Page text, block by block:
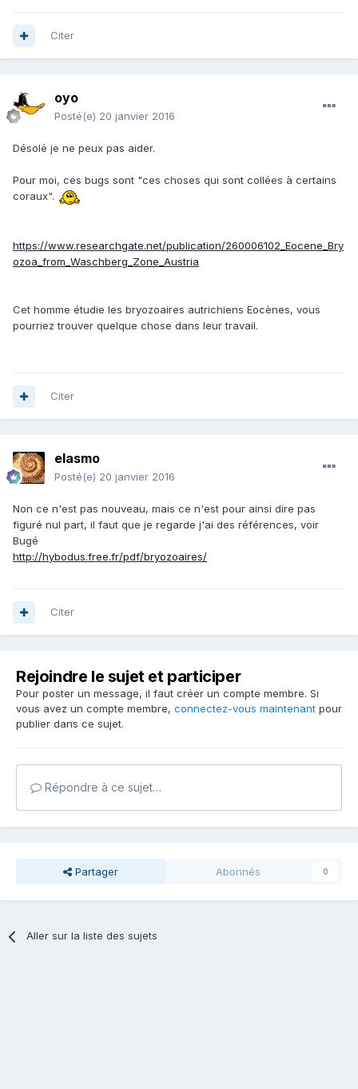
Citer
oyo
Posté(e) 20 janvier 2016
Désolé je ne peux pas aider.
Pour moi, ces bugs sont "ces choses qui sont collées à certains
coraux".
https://www.researchgate.net/publication/260006102_Eocene_Bry
ozoa_from_Waschberg_Zone_Austria
Cet homme étudie les bryozoaires autrichiens Eocènes, vous
pourriez trouver quelque chose dans leur travail.
Citer
elasmo
Posté(e) 20 janvier 2016
Non ce n'est pas nouveau, mais ce n'est pour ainsi dire pas
figuré nul part, il faut que je regarde j'ai des références, voir
Bugé
http://hybodus.free.fr/pdf/bryozoaires/
Citer
Rejoindre le sujet et participer
Pour poster un message, il faut créer un compte membre. Si
vous avez un compte membre, connectez-vous maintenant pour
publier dans ce sujet.
Répondre à ce sujet…
Partager Abonnés 0
Aller sur la liste des sujets